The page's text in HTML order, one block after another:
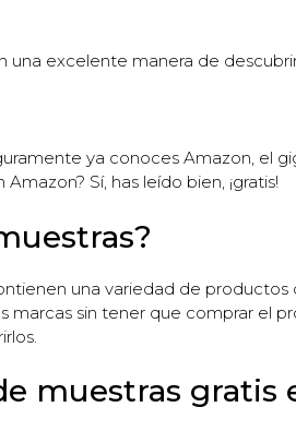
una excelente manera de
ya conoces Amazon, el
Sí, has leído bien, ¡gratis!
una variedad de
marcas sin tener que comprar el
muestras gratis